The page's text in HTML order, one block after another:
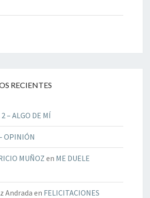
RECIENTES
2 – ALGO DE MÍ
OPINIÓN
MUÑOZen ME DUELE
Andrada en FELICITACIONES